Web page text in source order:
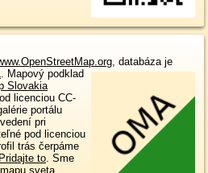
, databáza je
. Mapový podklad
Slovakia
licenciou CC-
portálu
pri
pod licenciou
trás čerpáme
Pridajte to. Sme
sveta.